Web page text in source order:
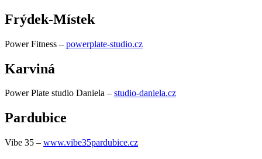
Frýdek-Místek
Power Fitness – powerplate-studio.cz
Karviná
Power Plate studio Daniela – studio-daniela.cz
Pardubice
Vibe 35 – www.vibe35pardubice.cz